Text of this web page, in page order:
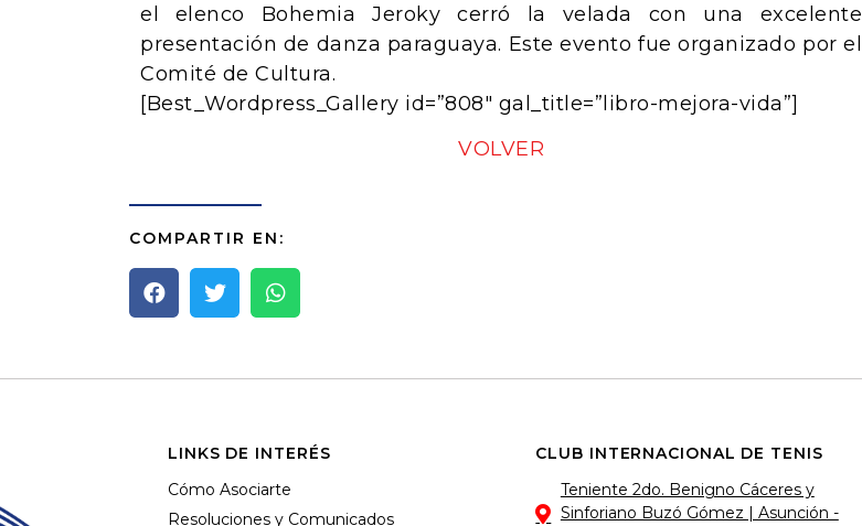
el elenco Bohemia Jeroky cerró la velada con una excelente
presentación de danza paraguaya. Este evento fue organizado por el
Comité de Cultura.
[Best_Wordpress_Gallery id=”808″ gal_title=”libro-mejora-vida”]
VOLVER
COMPARTIR EN:
LINKS DE INTERÉS
Cómo Asociarte
Resoluciones y Comunicados
CLUB INTERNACIONAL DE TENIS
Teniente 2do. Benigno Cáceres y
Sinforiano Buzó Gómez | Asunción -